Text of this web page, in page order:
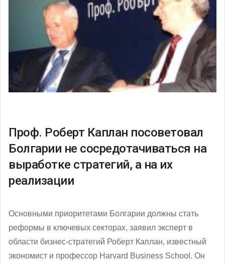
Проф. Роберт Каплан посоветовал
Болгарии не сосредотачиваться на
выработке стратегий, а на их
реализации
Основными приоритетами Болгарии должны стать
реформы в ключевых секторах, заявил эксперт в
области бизнес-стратегий Роберт Каплан, известный
экономист и профессор Harvard Business School. Он